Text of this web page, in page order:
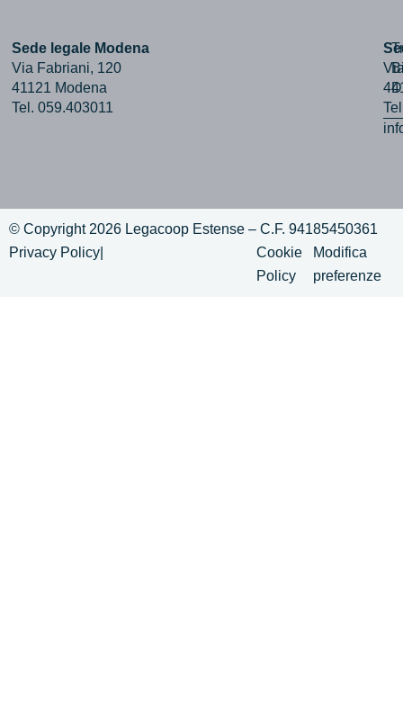
Sede legale Modena
Via Fabriani, 120
41121 Modena
Tel. 059.403011
© Copyright 2026 Legacoop Estense – C.F. 94185450361
Privacy Policy
Cookie
Policy
Modifica
preferenze